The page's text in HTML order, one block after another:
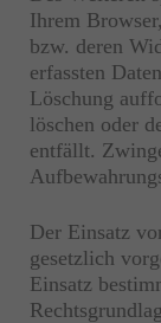
Ihrem
bzw. deren
erfassten
Löschung
löschen oder
entfällt.
Der Einsatz
gesetzlich
Einsatz